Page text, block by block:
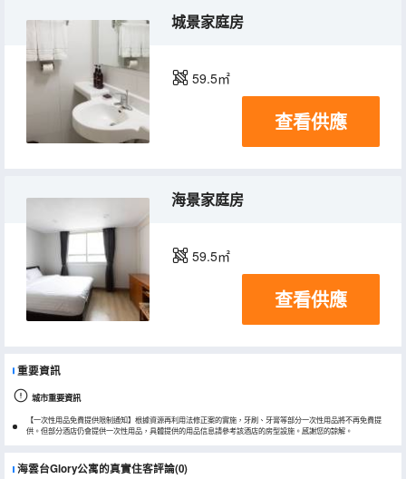
城景家庭房
59.5㎡
查看供應
海景家庭房
59.5㎡
查看供應
重要資訊
城市重要資訊
【一次性用品免費提供限制通知】根據資源再利用法修正案的實施，牙刷、牙膏等部分一次性用品將不再免費提
供。但部分酒店仍會提供一次性用品，具體提供的用品信息請參考該酒店的房型設施。感謝您的諒解。
海雲台Glory公寓的真實住客評論(0)